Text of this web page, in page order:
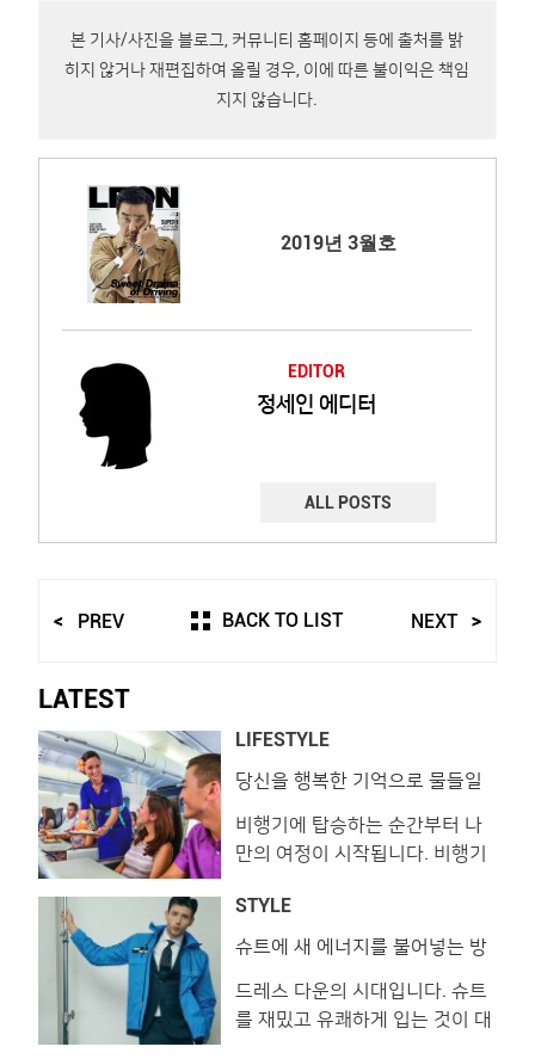
본 기사/사진을 블로그, 커뮤니티 홈페이지 등에 출처를 밝
히지 않거나 재편집하여 올릴 경우, 이에 따른 불이익은 책임
지지 않습니다.
2019년 3월호
EDITOR
정세인 에디터
ALL POSTS
PREV BACK TO LIST NEXT
LATEST
LIFESTYLE
당신을 행복한 기억으로 물들일
비행기에 탑승하는 순간부터 나
만의 여정이 시작됩니다. 비행기
첫인상이기에 중요합니다. 여행
자는 즐길 거리와 기내식을 기대
스맨이라면 피로를 달래줄 고품
격 서비스가 필요하겠죠. 길고도
STYLE
슈트에 새 에너지를 불어넣는 방
드레스 다운의 시대입니다. 슈트
를 재밌고 유쾌하게 입는 것이 대